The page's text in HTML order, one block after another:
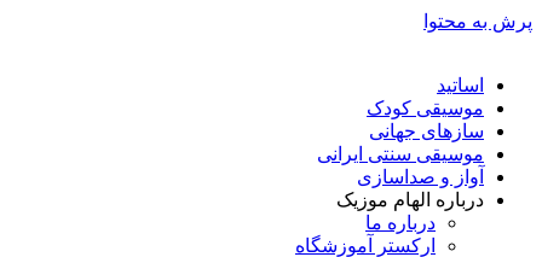
پرش به محتوا
اساتید
موسیقی کودک
سازهای جهانی
موسیقی سنتی ایرانی
آواز و صداسازی
درباره الهام موزیک
درباره ما
ارکستر آموزشگاه